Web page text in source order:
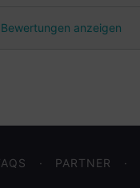
Bewertungen anzeigen
PARTNER